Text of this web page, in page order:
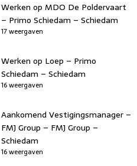
Werken op MDO De Poldervaart
– Primo Schiedam – Schiedam
17 weergaven
Werken op Loep – Primo
Schiedam – Schiedam
16 weergaven
Aankomend Vestigingsmanager –
FMJ Group – FMJ Group –
Schiedam
16 weergaven